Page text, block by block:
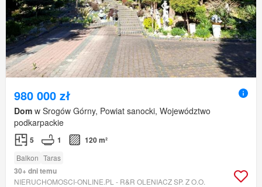
980 000 zł
Dom w Srogów Górny, Powiat sanocki, Województwo
podkarpackie
5 1 120 m²
Balkon Taras
30+ dni temu
NIERUCHOMOSCI-ONLINE.PL - R&R OLENIACZ SP. Z O.O.